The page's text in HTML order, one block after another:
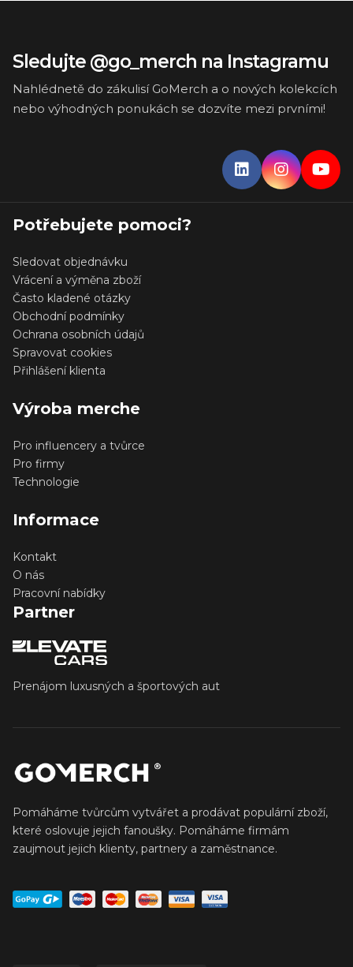
Sledujte @go_merch na Instagramu
Nahlédnetě do zákulisí GoMerch a o nových kolekcích
nebo výhodných ponukách se dozvíte mezi prvními!
Potřebujete pomoci?
Sledovat objednávku
Vrácení a výměna zboží
Často kladené otázky
Obchodní podmínky
Ochrana osobních údajů
Spravovat cookies
Přihlášení klienta
Výroba merche
Pro influencery a tvůrce
Pro firmy
Technologie
Informace
Kontakt
O nás
Pracovní nabídky
Partner
Prenájom luxusných a športových aut
Pomáháme tvůrcům vytvářet a prodávat populární zboží,
které oslovuje jejich fanoušky. Pomáháme firmám
zaujmout jejich klienty, partnery a zaměstnance.